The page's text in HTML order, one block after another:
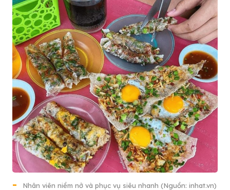
Nhân viên niềm nở và phục vụ siêu nhanh (Nguồn: inhat.vn)